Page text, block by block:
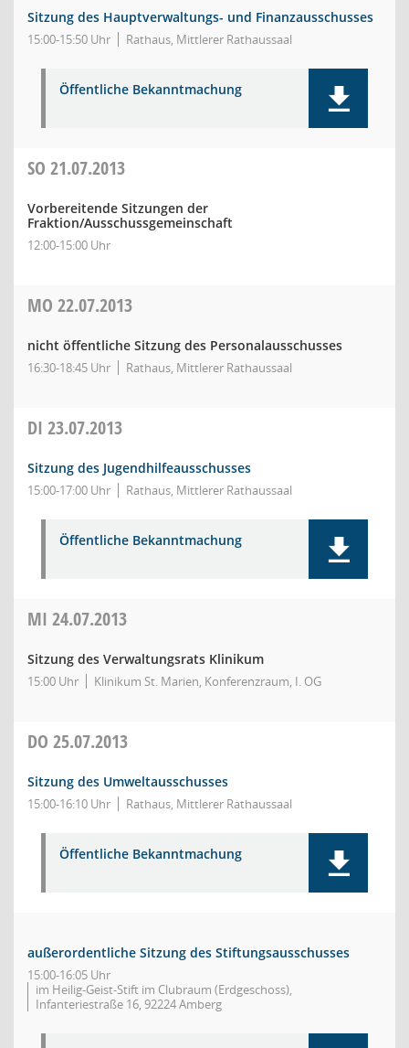
Sitzung des Hauptverwaltungs- und Finanzausschusses
15:00-15:50 Uhr Rathaus, Mittlerer Rathaussaal
Öffentliche Bekanntmachung
SO 21.07.2013
Vorbereitende Sitzungen der
Fraktion/Ausschussgemeinschaft
12:00-15:00 Uhr
MO 22.07.2013
nicht öffentliche Sitzung des Personalausschusses
16:30-18:45 Uhr Rathaus, Mittlerer Rathaussaal
DI 23.07.2013
Sitzung des Jugendhilfeausschusses
15:00-17:00 Uhr Rathaus, Mittlerer Rathaussaal
Öffentliche Bekanntmachung
MI 24.07.2013
Sitzung des Verwaltungsrats Klinikum
15:00 Uhr Klinikum St. Marien, Konferenzraum, I. OG
DO 25.07.2013
Sitzung des Umweltausschusses
15:00-16:10 Uhr Rathaus, Mittlerer Rathaussaal
Öffentliche Bekanntmachung
außerordentliche Sitzung des Stiftungsausschusses
15:00-16:05 Uhr
im Heilig-Geist-Stift im Clubraum (Erdgeschoss),
Infanteriestraße 16, 92224 Amberg